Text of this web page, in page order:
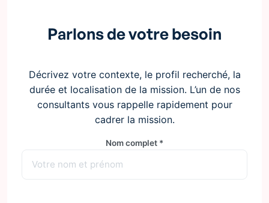
Parlons de votre besoin
Décrivez votre contexte, le profil recherché, la
durée et localisation de la mission. L’un de nos
consultants vous rappelle rapidement pour
cadrer la mission.
Nom complet *